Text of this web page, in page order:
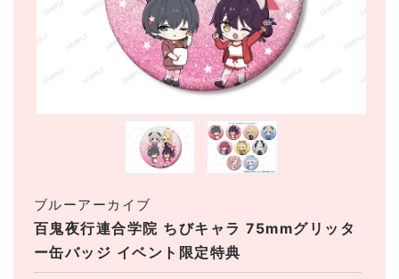
百鬼夜行連合学院 ちびキャラ 75mmグリッタ
ー缶バッジ イベント限定特典
ブルーアーカイブ